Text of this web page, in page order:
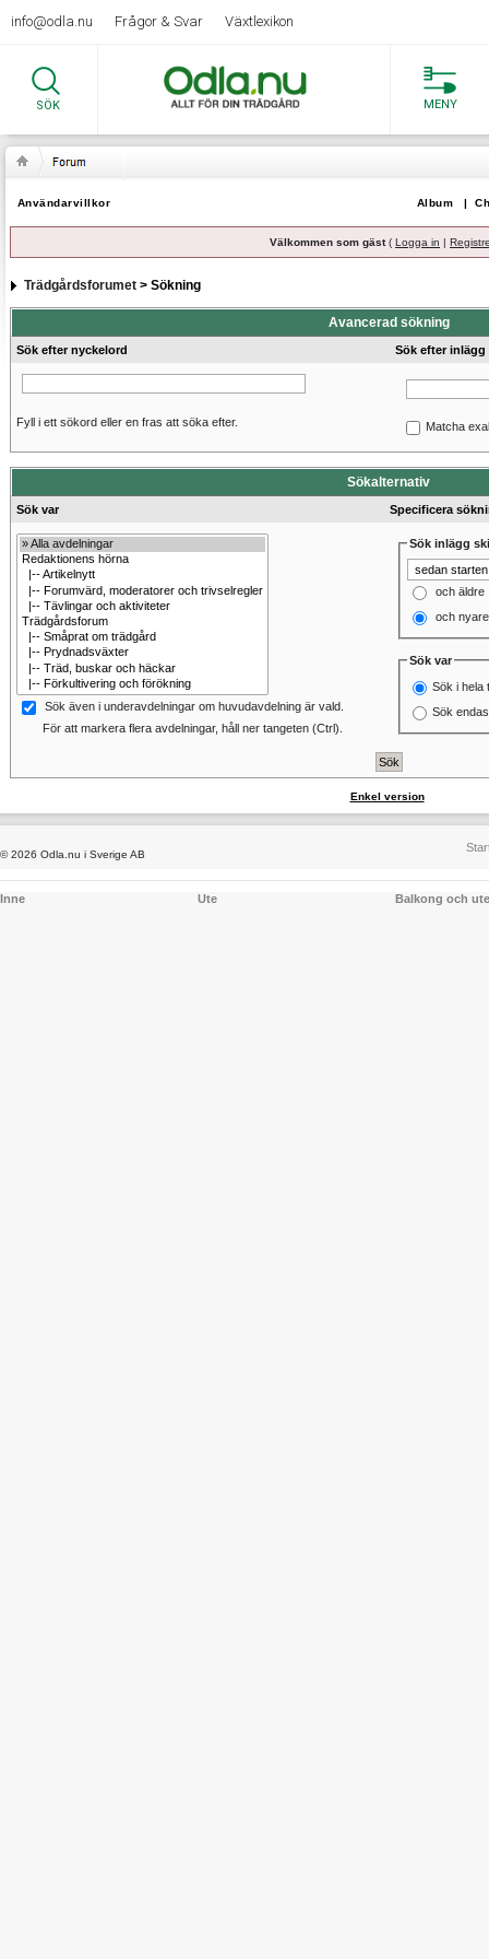
info@odla.nu Frågor & Svar Växtlexikon
SÖK MENY
Användarvillkor Album |
Välkommen som gäst( Logga in |
Trädgårdsforumet> Sökning
Avancerad sökning
Sök efter nyckelord Sök efter inlägg
Fyll i ett sökord eller en fras att söka efter. Matcha
Sökalternativ
Sök var Specificera
Sök även i underavdelningar om huvudavdelning är vald.
För att markera flera avdelningar, håll ner tangeten (Ctrl).
Sök inlägg
och äldre
och nyare
Sök var
Sök i hela
Sök
Enkel version
© 2026 Odla.nu i Sverige AB
Inne Ute Balkong och